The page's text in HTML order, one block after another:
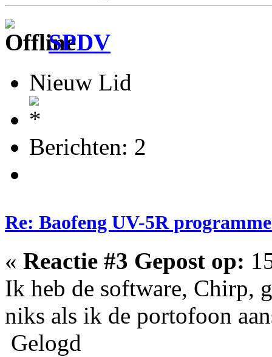
SPDV
Nieuw Lid
Berichten: 2
Re: Baofeng UV-5R
« Reactie #3 Gepost op:
Ik heb de software, Chirp,
niks als ik de portofoon
Gelogd